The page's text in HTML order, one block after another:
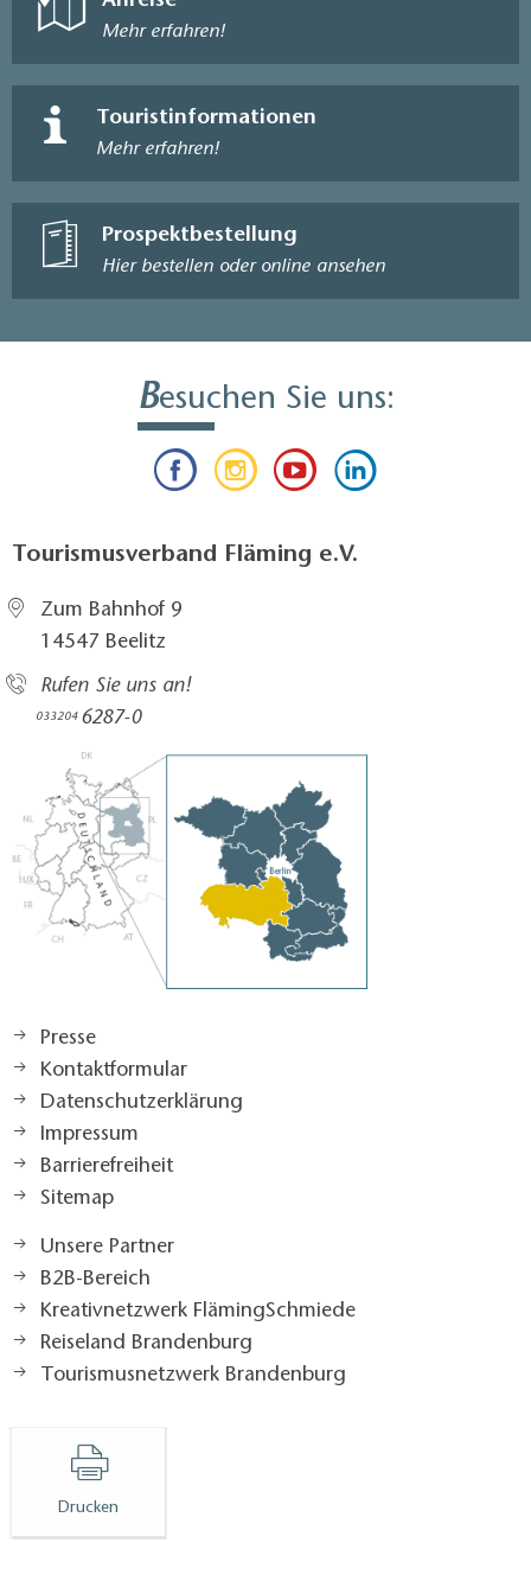
Mehr erfahren!
Touristinformationen
Mehr erfahren!
Prospektbestellung
Hier bestellen oder online ansehen
Besuchen Sie uns:
Tourismusverband Fläming e.V.
Zum Bahnhof 9
14547 Beelitz
Rufen Sie uns an!
033204 6287-0
Presse
Kontaktformular
Datenschutzerklärung
Impressum
Barrierefreiheit
Sitemap
Unsere Partner
B2B-Bereich
Kreativnetzwerk FlämingSchmiede
Reiseland Brandenburg
Tourismusnetzwerk Brandenburg
Drucken